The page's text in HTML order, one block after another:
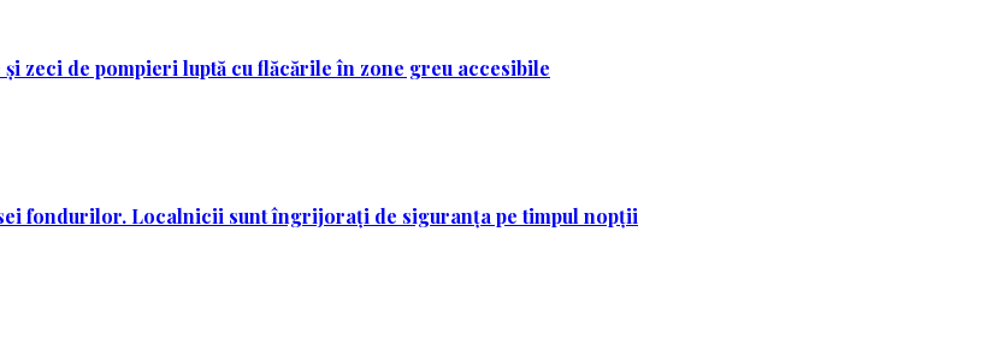
zeci de pompieri luptă cu flăcările în zone greu accesibile
fondurilor. Localnicii sunt îngrijorați de siguranța pe timpul nopții